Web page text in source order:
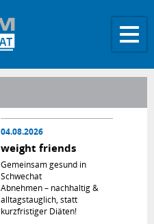
Toggle
04.08.2026
weight friends
Gemeinsam gesund in
Schwechat
Abnehmen – nachhaltig &
alltagstauglich, statt
kurzfristiger Diäten!